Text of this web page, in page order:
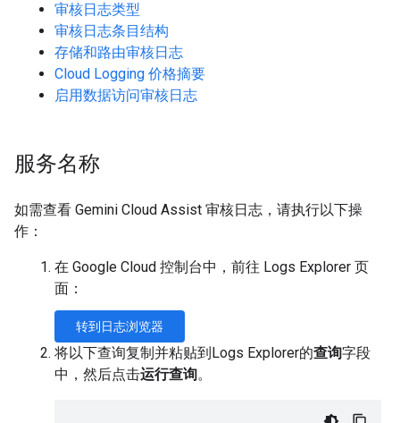
审核日志类型
审核日志条目结构
存储和路由审核日志
Cloud Logging 价格摘要
启用数据访问审核日志
服务名称
如需查看 Gemini Cloud Assist 审核日志，请执行以下操
作：
在 Google Cloud 控制台中，前往 Logs Explorer 页
面：
转到日志浏览器
将以下查询复制并粘贴到Logs Explorer的查询字段
中，然后点击运行查询。